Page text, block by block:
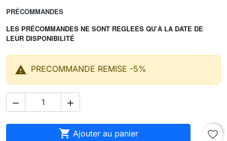
PRÉCOMMANDES
LES PRÉCOMMANDES NE SONT REGLEES QU’À LA DATE DE
LEUR DISPONIBILITÉ
 PRECOMMANDE REMISE -5%
 
 Ajouter au panier favorite_border